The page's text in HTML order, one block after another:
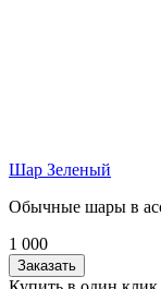
Шар Зеленый
Обычные шары в
1 000
Заказать